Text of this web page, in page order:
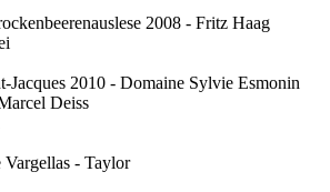
2008 - Fritz Haag
2010 - Domaine Sylvie Esmonin
Deiss
- Taylor